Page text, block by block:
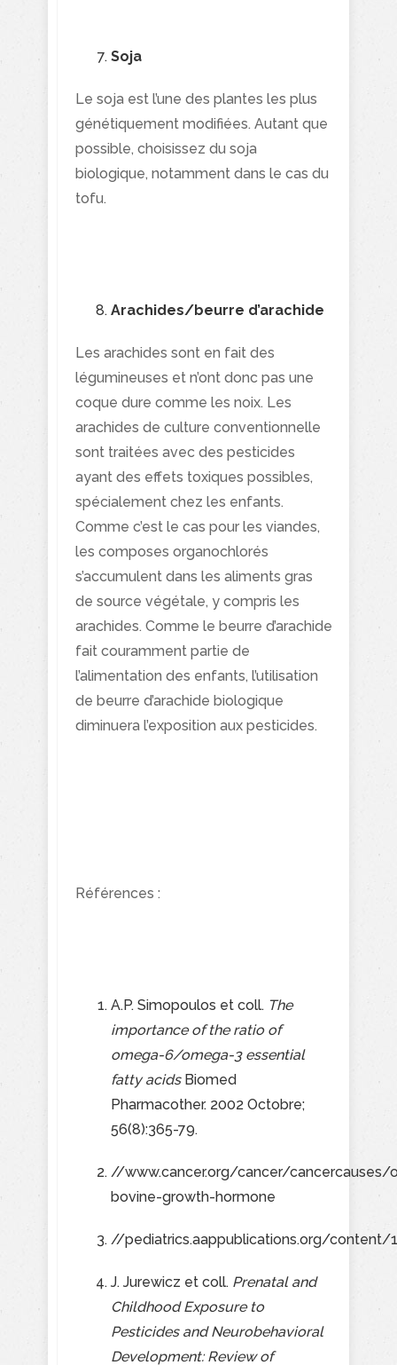
Soja
Le soja est l’une des plantes les plus
génétiquement modifiées. Autant que
possible, choisissez du soja
biologique, notamment dans le cas du
tofu.
Arachides/beurre d’arachide
Les arachides sont en fait des
légumineuses et n’ont donc pas une
coque dure comme les noix. Les
arachides de culture conventionnelle
sont traitées avec des pesticides
ayant des effets toxiques possibles,
spécialement chez les enfants.
Comme c’est le cas pour les viandes,
les composes organochlorés
s’accumulent dans les aliments gras
de source végétale, y compris les
arachides. Comme le beurre d’arachide
fait couramment partie de
l’alimentation des enfants, l’utilisation
de beurre d’arachide biologique
diminuera l’exposition aux pesticides.
Références :
A.P. Simopoulos et coll. The
importance of the ratio of
omega-6/omega-3 essential
fatty acidsBiomed
Pharmacother. 2002 Octobre;
56(8):365-79.
//www.cancer.org/cancer/
bovine-growth-hormone
//pediatrics.aappublications.org/content/
J. Jurewicz et coll. Prenatal and
Childhood Exposure to
Pesticides and Neurobehavioral
Development: Review of